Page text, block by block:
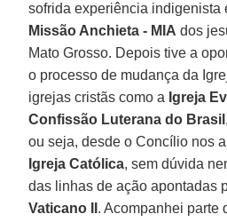
sofrida experiência indigenista
Missão Anchieta - MIA dos
Mato Grosso. Depois tive a
o processo de mudança da
igrejas cristãs como a Igreja
Confissão Luterana do Brasil
ou seja, desde o Concílio nos
Igreja Católica, sem dúvida
das linhas de ação apontadas
Vaticano II . Acompanhei parte